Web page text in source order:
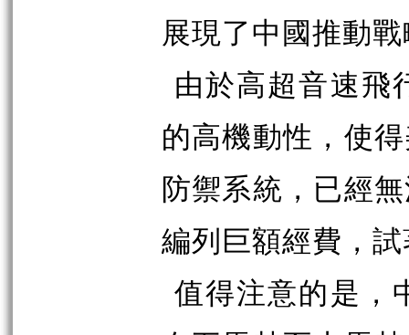
展現了中國推動
由於高超音速飛
的高機動性，使
防禦系統，已經
編列巨額經費，
值得注意的是，